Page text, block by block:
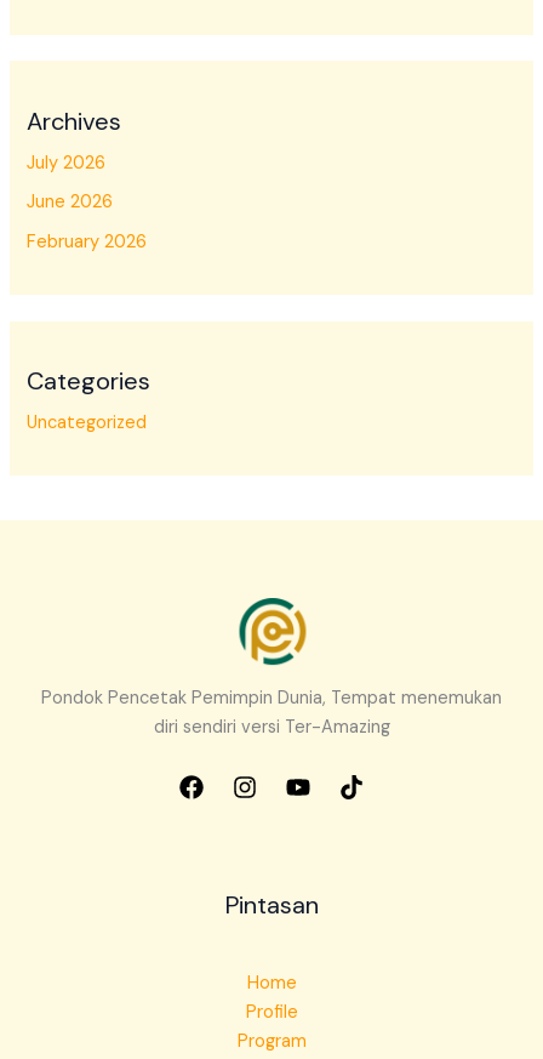
Archives
July 2026
June 2026
February 2026
Categories
Uncategorized
Pondok Pencetak Pemimpin Dunia, Tempat menemukan
diri sendiri versi Ter-Amazing
Pintasan
Home
Profile
Program